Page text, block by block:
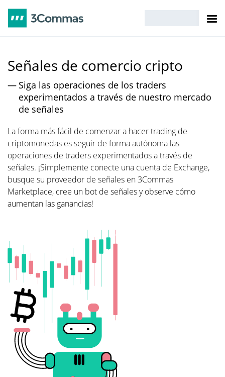
Señales de comercio cripto
Siga las operaciones de los traders
experimentados a través de nuestro mercado
de señales
La forma más fácil de comenzar a hacer trading de
criptomonedas es seguir de forma autónoma las
operaciones de traders experimentados a través de
señales. ¡Simplemente conecte una cuenta de Exchange,
busque su proveedor de señales en 3Commas
Marketplace, cree un bot de señales y observe cómo
aumentan las ganancias!